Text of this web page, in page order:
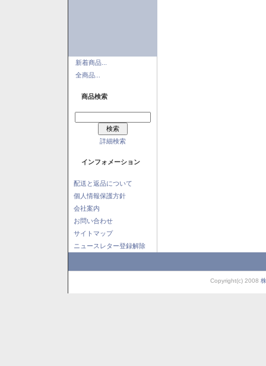
新着商品...
全商品...
商品検索
詳細検索
インフォメーション
配送と返品について
個人情報保護方針
会社案内
お問い合わせ
サイトマップ
ニュースレター登録解除
Copyright(c) 2008